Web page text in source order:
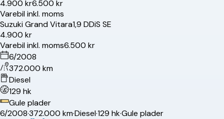
4.900 kr6.500 kr
Varebil inkl. moms
SuzukiGrand Vitara1,9 DDiS SE
4.900 kr
Varebil inkl. moms6.500 kr
6/2008
372.000 km
Diesel
129 hk
Gule plader
6/2008·372.000 km·Diesel·129 hk·Gule plader